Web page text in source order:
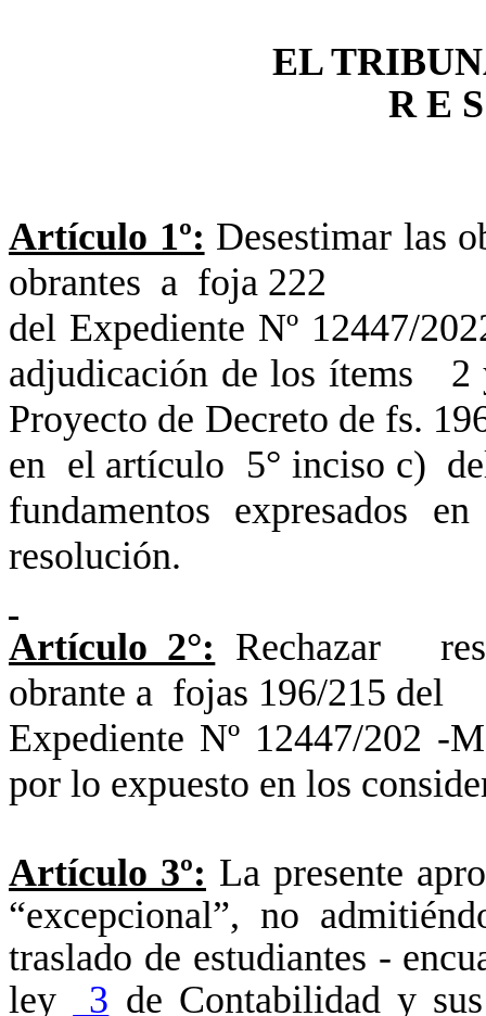
EL
R E
Artículo 1º: Desestimar las
obrantes a foja 222
del Expediente Nº 12447/
adjudicación de los ítems 2
Proyecto de Decreto de fs.
en el artículo 5° inciso c)
fundamentos expresados
resolución.
Artículo 2°: Rechazar
obrante a fojas 196/215 del
Expediente Nº 12447/202 -
por lo expuesto en los
Artículo 3º: La presente
“excepcional”, no
traslado de estudiantes -
ley
3 de Contabilidad y